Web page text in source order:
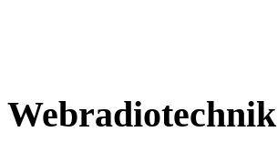
Webradiotechnik